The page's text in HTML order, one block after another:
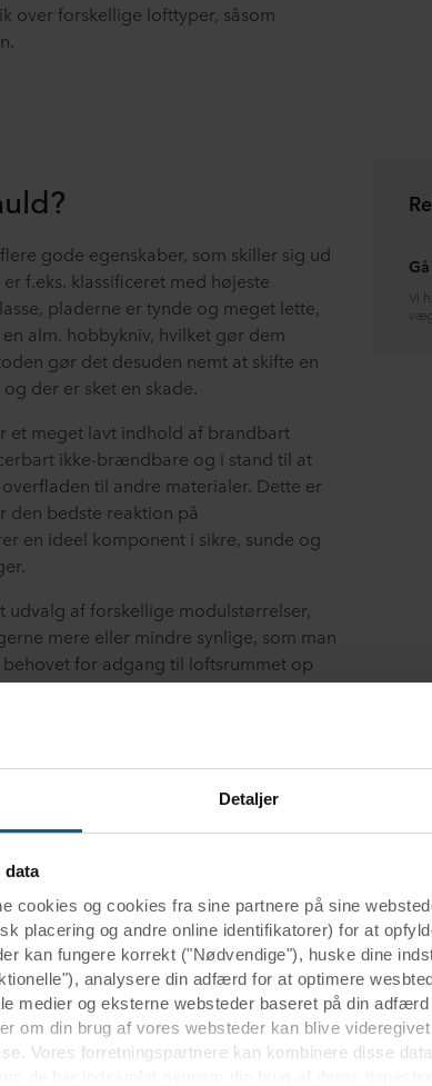
Detaljer
data
cookies og cookies fra sine partnere på sine
placering og andre online identifikatorer) for at
kan fungere korrekt ("Nødvendige"), huske dine
analysere din adfærd for at optimere
medier og eksterne websteder baseret på din
om din brug af vores websteder kan blive
Vores forretningspartnere kan kombinere disse
over forskellige lofttyper, såsom
gode egenskaber, som skiller sig ud
f.eks. klassificeret med højeste
pladerne er tynde og meget lette,
alm. hobbykniv, hvilket gør dem
gør det desuden nemt at skifte en
der er sket en skade.
et meget lavt indhold af brandbart
ikke-brændbare og i stand til at
til andre materialer. Dette er
den bedste reaktion på
en ideel komponent i sikre, sunde og
udvalg af forskellige modulstørrelser,
mere eller mindre synlige, som man
for adgang til loftsrummet op
er ventilation, kabler osv.
til rum, hvor høj hygiejne eller
af en uudtømmelig ressource
bæredygtigt og kan uden
når de en dag skal skiftes til et nyt
del af en cirkulær økonomi med
og bæredygtigt produkt certificeret
og Dansk Indeklimamærkning.
Vi